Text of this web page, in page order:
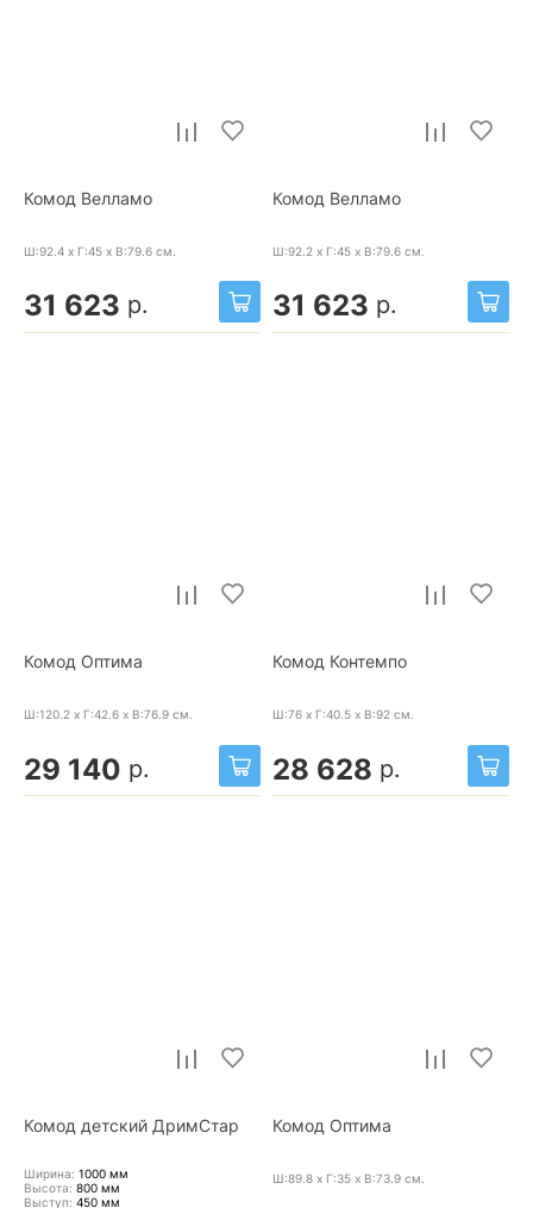
Комод Велламо
Ш:92.4 x Г:45 x В:79.6 см.
31 623 р.
Комод Велламо
Ш:92.2 x Г:45 x В:79.6 см.
31 623 р.
Комод Оптима
Ш:120.2 x Г:42.6 x В:76.9 см.
29 140 р.
Комод Контемпо
Ш:76 x Г:40.5 x В:92 см.
28 628 р.
Комод детский ДримСтар
Ширина: 1000 мм
Высота: 800 мм
Выступ: 450 мм
Комод Оптима
Ш:89.8 x Г:35 x В:73.9 см.